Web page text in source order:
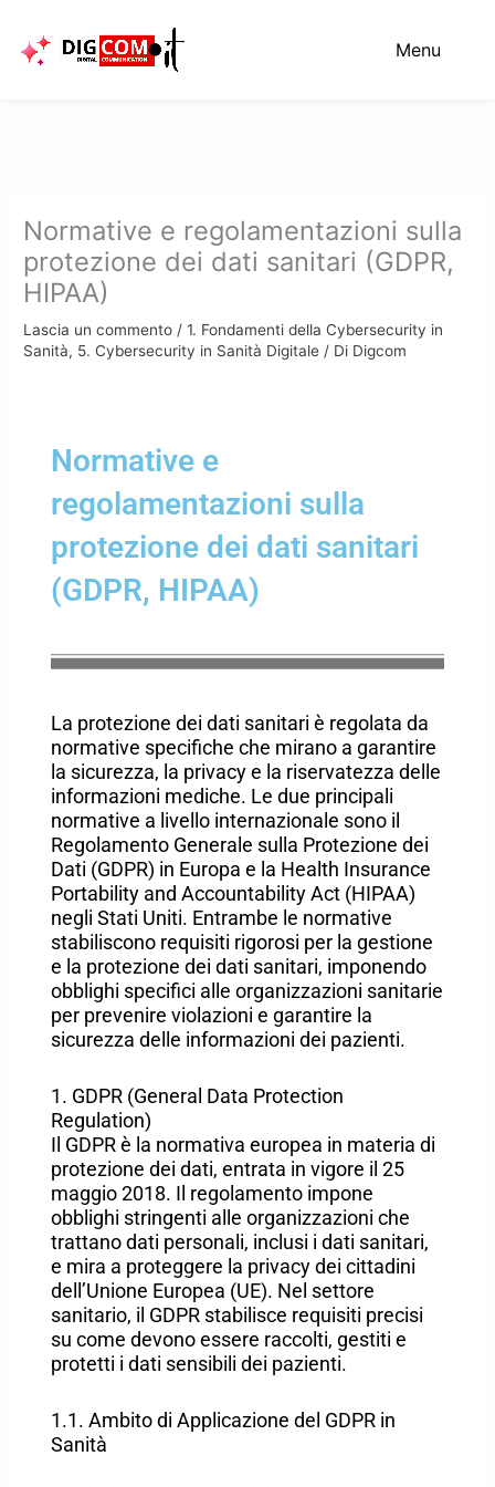
contenuto
Menu
Normative e regolamentazioni sulla
protezione dei dati sanitari (GDPR,
HIPAA)
Lascia un commento /1. Fondamenti della Cybersecurity in
Sanità, 5. Cybersecurity in Sanità Digitale / Di Digcom
Normative e
regolamentazioni sulla
protezione dei dati sanitari
(GDPR, HIPAA)
La protezione dei dati sanitari è regolata da
normative specifiche che mirano a garantire
la sicurezza, la privacy e la riservatezza delle
informazioni mediche. Le due principali
normative a livello internazionale sono il
Regolamento Generale sulla Protezione dei
Dati (GDPR) in Europa e la Health Insurance
Portability and Accountability Act (HIPAA)
negli Stati Uniti. Entrambe le normative
stabiliscono requisiti rigorosi per la gestione
e la protezione dei dati sanitari, imponendo
obblighi specifici alle organizzazioni sanitarie
per prevenire violazioni e garantire la
sicurezza delle informazioni dei pazienti.
1. GDPR (General Data Protection
Regulation)
Il GDPR è la normativa europea in materia di
protezione dei dati, entrata in vigore il 25
maggio 2018. Il regolamento impone
obblighi stringenti alle organizzazioni che
trattano dati personali, inclusi i dati sanitari,
e mira a proteggere la privacy dei cittadini
dell’Unione Europea (UE). Nel settore
sanitario, il GDPR stabilisce requisiti precisi
su come devono essere raccolti, gestiti e
protetti i dati sensibili dei pazienti.
1.1. Ambito di Applicazione del GDPR in
Sanità